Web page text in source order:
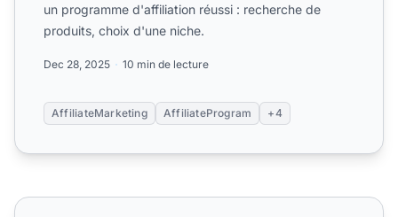
un programme d'affiliation réussi : recherche de
produits, choix d'une niche.
Dec 28, 2025 10 min de lecture
AffiliateMarketing AffiliateProgram +4
Marketing de la mode : Guide complet des stratégies